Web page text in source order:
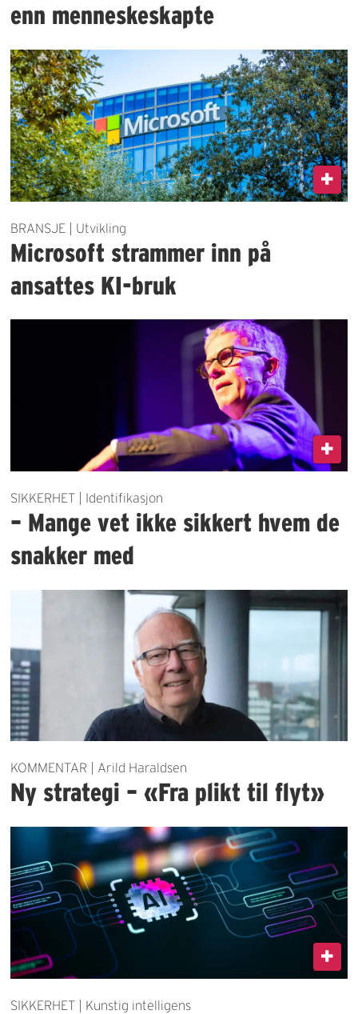
enn menneskeskapte
BRANSJE | Utvikling
Microsoft strammer inn på
ansattes KI-bruk
SIKKERHET | Identifikasjon
– Mange vet ikke sikkert hvem de
snakker med
KOMMENTAR | Arild Haraldsen
Ny strategi – «Fra plikt til flyt»
SIKKERHET | Kunstig intelligens